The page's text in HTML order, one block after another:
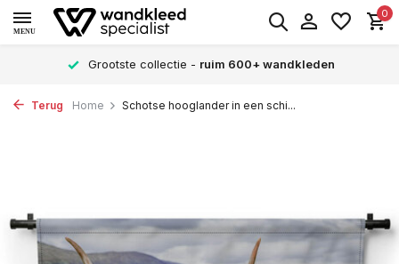
MENU
0
Grootste collectie -ruim 600+ wandkleden
Terug Home Schotse hooglander in een schi...